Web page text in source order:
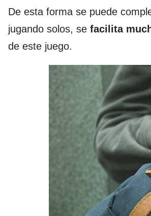
De esta forma se puede
jugando solos, se facilita
de este juego.